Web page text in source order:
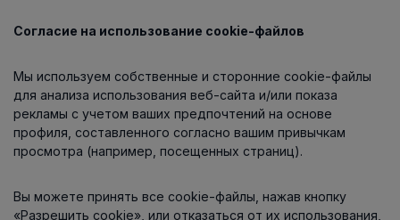
Каталог
О компании
Информация
Контакты
Согласие на использование cookie-файлов
Мы используем собственные и сторонние cookie-файлы
для анализа использования веб-сайта и/или показа
рекламы с учетом ваших предпочтений на основе
профиля, составленного согласно вашим привычкам
просмотра (например, посещенных страниц).
Вы можете принять все cookie-файлы, нажав кнопку
«Разрешить cookie», или отказаться от их использования,